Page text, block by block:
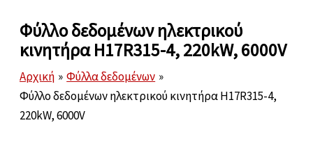
Φύλλο δεδομένων ηλεκτρικού
κινητήρα H17R315-4, 220kW, 6000V
Αρχική
Φύλλα δεδομένων
Φύλλο δεδομένων ηλεκτρικού κινητήρα H17R315-4,
220kW, 6000V